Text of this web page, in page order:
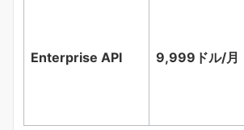
Enterprise API 9,999ドル/月